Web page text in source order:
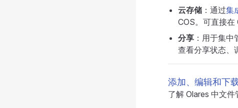
云存储 ：通过集
COS。可直接在
分享 ：用于集
查看分享状态、
添加、编辑和下
了解 Olares 中文件